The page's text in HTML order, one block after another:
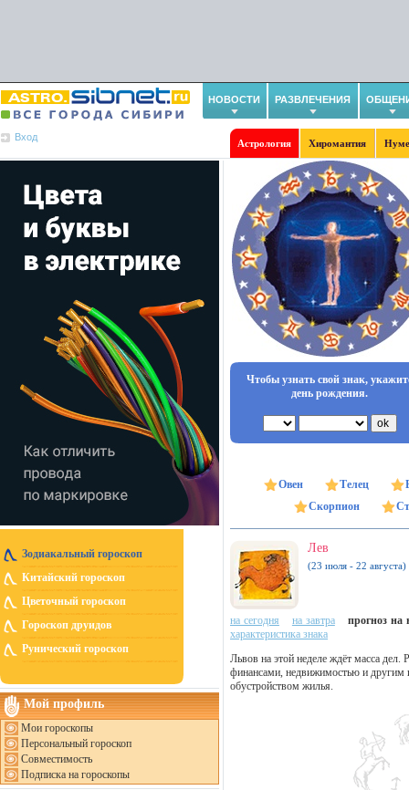
НОВОСТИ РАЗВЛЕЧЕНИЯ
Вход
Астрология Хиромантия
Зодиакальный гороскоп
Китайский гороскоп
Цветочный гороскоп
Гороскоп друидов
Рунический гороскоп
Мой профиль
Мои гороскопы
Персональный гороскоп
Совместимость
Подписка на гороскопы
Чтобы узнать свой знак,
день рождения.
Овен Телец
Скорпион
Лев
(23 июля - 22 августа)
на сегодня на завтра
прогноз на
характеристика знака
Львов на этой неделе ждёт масса
финансами, недвижимостью и другим
обустройством жилья.